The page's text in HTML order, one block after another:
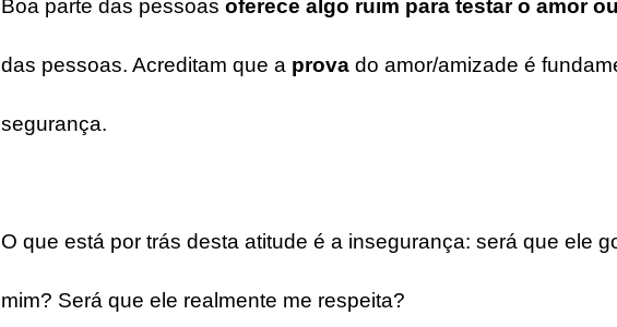
Boa parte das pessoas oferece algo ruim para testar o amor
das pessoas. Acreditam que a prova do amor/amizade é
segurança.
O que está por trás desta atitude é a insegurança: será que ele
mim? Será que ele realmente me respeita?